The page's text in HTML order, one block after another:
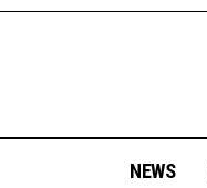
NEWS